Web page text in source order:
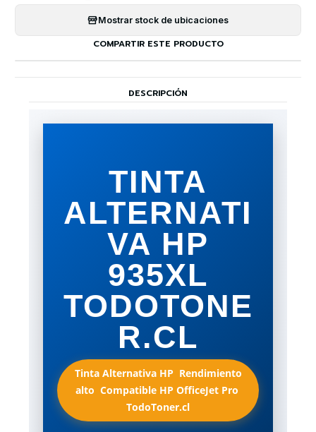
Mostrar stock de ubicaciones
COMPARTIR ESTE PRODUCTO
DESCRIPCIÓN
TINTA
ALTERNATI
VA HP
935XL
TODOTONE
R.CL
Tinta Alternativa HP  Rendimiento
alto  Compatible HP OfficeJet Pro 
TodoToner.cl